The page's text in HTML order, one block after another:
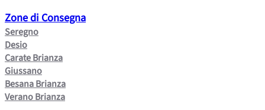
Zone di Consegna
Seregno
Desio
Carate Brianza
Giussano
Besana Brianza
Verano Brianza